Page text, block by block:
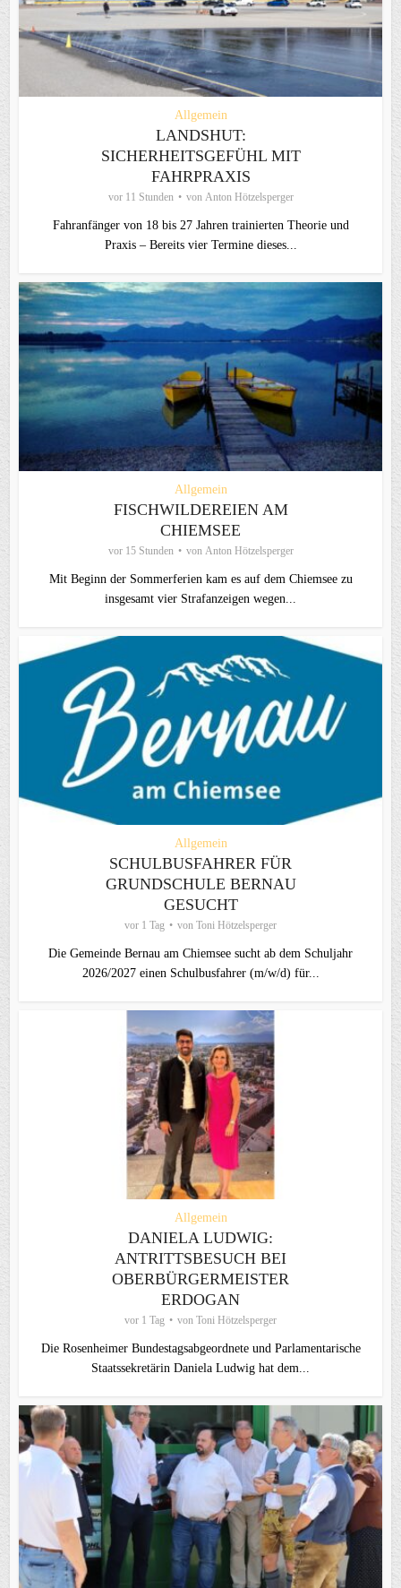
Allgemein
LANDSHUT:
SICHERHEITSGEFÜHL MIT
FAHRPRAXIS
vor 11 Stunden von Anton Hötzelsperger
Fahranfänger von 18 bis 27 Jahren trainierten Theorie und
Praxis – Bereits vier Termine dieses...
Allgemein
FISCHWILDEREIEN AM
CHIEMSEE
vor 15 Stunden von Anton Hötzelsperger
Mit Beginn der Sommerferien kam es auf dem Chiemsee zu
insgesamt vier Strafanzeigen wegen...
Allgemein
SCHULBUSFAHRER FÜR
GRUNDSCHULE BERNAU
GESUCHT
vor 1 Tag von Toni Hötzelsperger
Die Gemeinde Bernau am Chiemsee sucht ab dem Schuljahr
2026/2027 einen Schulbusfahrer (m/w/d) für...
Allgemein
DANIELA LUDWIG:
ANTRITTSBESUCH BEI
OBERBÜRGERMEISTER
ERDOGAN
vor 1 Tag von Toni Hötzelsperger
Die Rosenheimer Bundestagsabgeordnete und Parlamentarische
Staatssekretärin Daniela Ludwig hat dem...